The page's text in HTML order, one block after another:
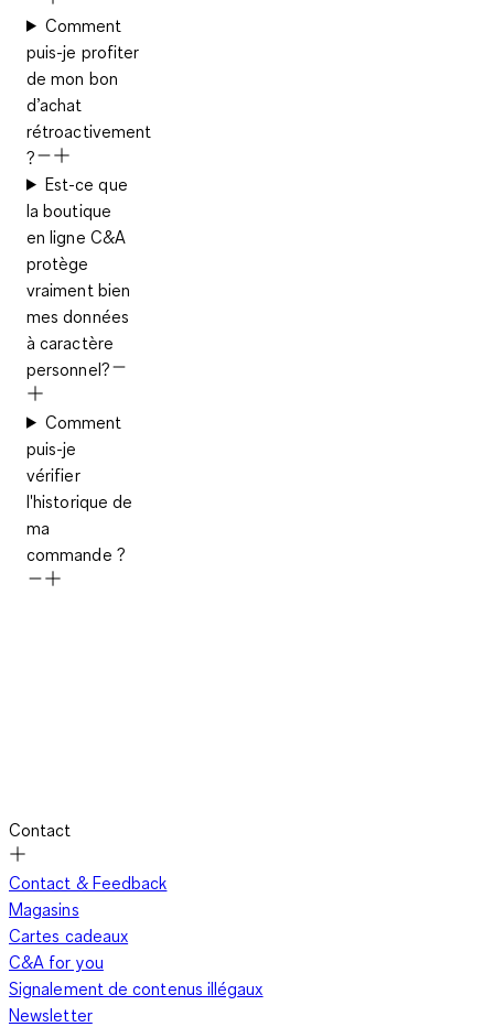
Comment
puis-je profiter
de mon bon
d’achat
rétroactivement
?
Est-ce que
la boutique
en ligne C&A
protège
vraiment bien
mes données
à caractère
personnel?
Comment
puis-je
vérifier
l'historique de
ma
commande ?
Contact
Contact & Feedback
Magasins
Cartes cadeaux
C&A for you
Signalement de contenus illégaux
Newsletter